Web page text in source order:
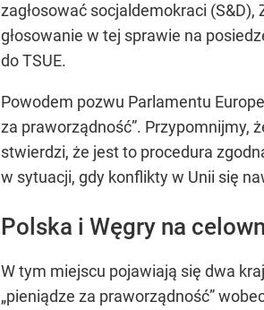
zagłosować socjaldemokraci
głosowanie w tej sprawie na
do TSUE.
Powodem pozwu Parlamentu
za praworządność”. Przypomnijmy,
stwierdzi, że jest to procedura
w sytuacji, gdy konflikty w Unii się
Polska i Węgry na
W tym miejscu pojawiają się dwa
„pieniądze za praworządność”